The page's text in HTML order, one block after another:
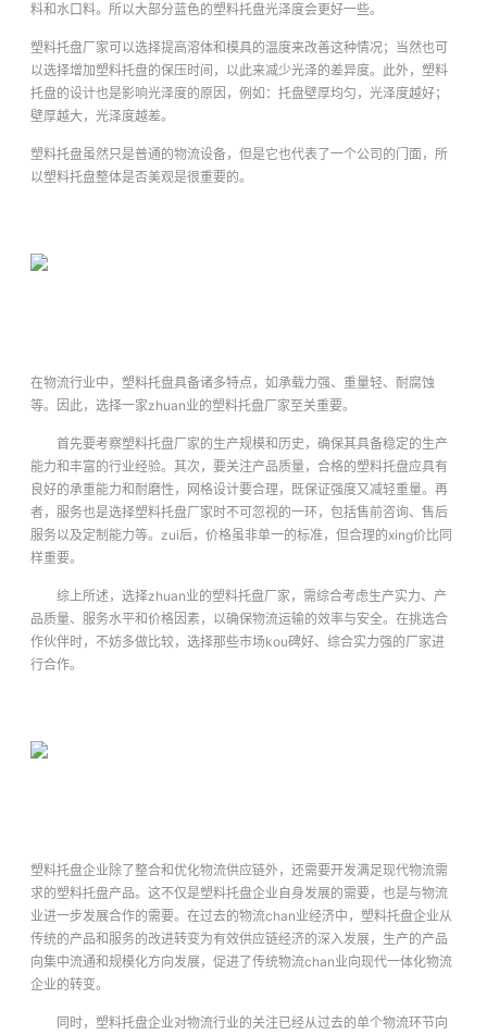
料和水口料。所以大部分蓝色的塑料托盘光泽度会更好一些。
塑料托盘厂家可以选择提高溶体和模具的温度来改善这种情况；当然也可
以选择增加塑料托盘的保压时间，以此来减少光泽的差异度。此外，塑料
托盘的设计也是影响光泽度的原因，例如：托盘壁厚均匀，光泽度越好；
壁厚越大，光泽度越差。
塑料托盘虽然只是普通的物流设备，但是它也代表了一个公司的门面，所
以塑料托盘整体是否美观是很重要的。
在物流行业中，塑料托盘具备诸多特点，如承载力强、重量轻、耐腐蚀
等。因此，选择一家zhuan业的塑料托盘厂家至关重要。
首先要考察塑料托盘厂家的生产规模和历史，确保其具备稳定的生产
能力和丰富的行业经验。其次，要关注产品质量，合格的塑料托盘应具有
良好的承重能力和耐磨性，网格设计要合理，既保证强度又减轻重量。再
者，服务也是选择塑料托盘厂家时不可忽视的一环，包括售前咨询、售后
服务以及定制能力等。zui后，价格虽非单一的标准，但合理的xing价比同
样重要。
综上所述，选择zhuan业的塑料托盘厂家，需综合考虑生产实力、产
品质量、服务水平和价格因素，以确保物流运输的效率与安全。在挑选合
作伙伴时，不妨多做比较，选择那些市场kou碑好、综合实力强的厂家进
行合作。
塑料托盘企业除了整合和优化物流供应链外，还需要开发满足现代物流需
求的塑料托盘产品。这不仅是塑料托盘企业自身发展的需要，也是与物流
业进一步发展合作的需要。在过去的物流chan业经济中，塑料托盘企业从
传统的产品和服务的改进转变为有效供应链经济的深入发展，生产的产品
向集中流通和规模化方向发展，促进了传统物流chan业向现代一体化物流
企业的转变。
同时，塑料托盘企业对物流行业的关注已经从过去的单个物流环节向